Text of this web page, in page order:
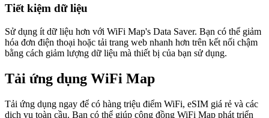
Tiết kiệm dữ liệu
Sử dụng ít dữ liệu hơn với WiFi Map's Data Saver. Bạn có thể giảm
hóa đơn điện thoại hoặc tải trang web nhanh hơn trên kết nối chậm
bằng cách giảm lượng dữ liệu mà thiết bị của bạn sử dụng.
Tải ứng dụng WiFi Map
Tải ứng dụng ngay để có hàng triệu điểm WiFi, eSIM giá rẻ và các
dịch vụ toàn cầu. Bạn có thể giúp cộng đồng WiFi Map phát triển